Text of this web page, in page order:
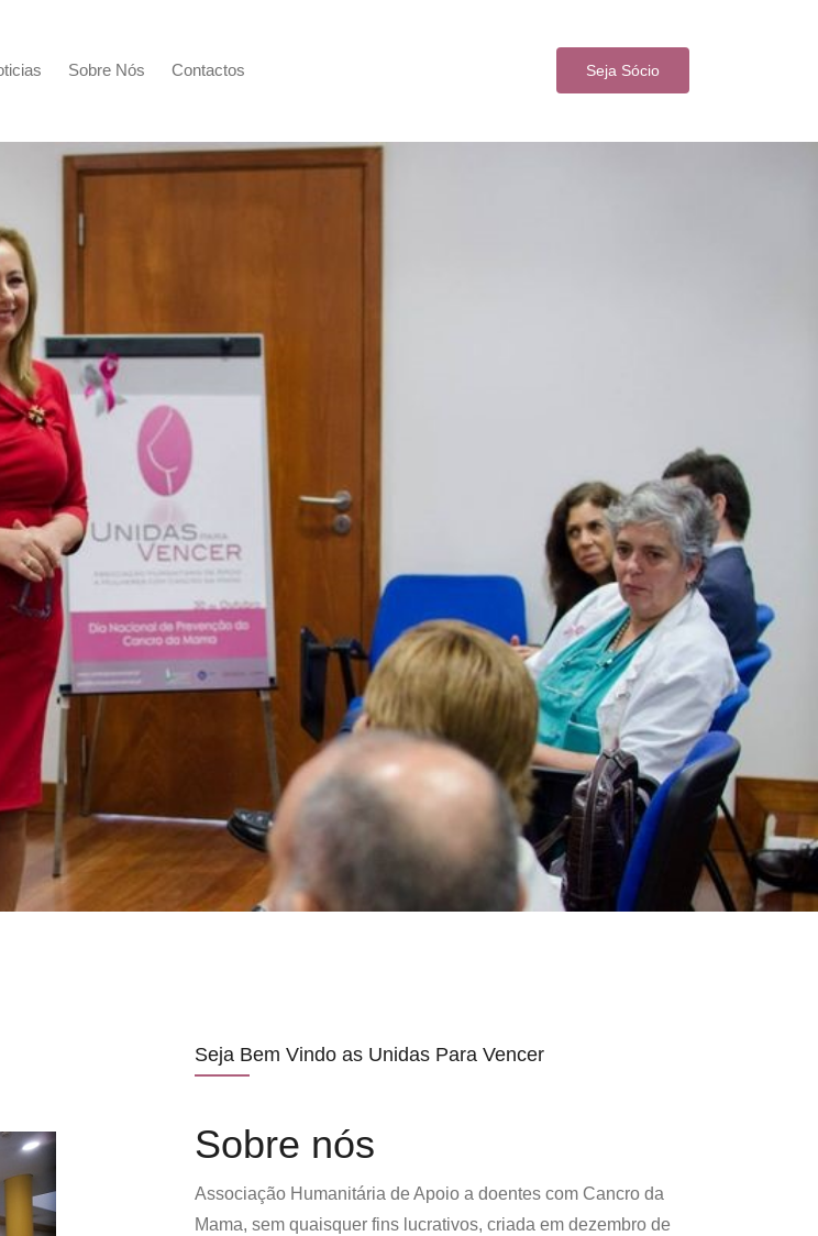
Sobre Nós Contactos Seja Sócio
Seja Bem Vindo as Unidas Para Vencer
Sobre nós
Associação Humanitária de Apoio a doentes com Cancro da
Mama, sem quaisquer fins lucrativos, criada em dezembro de